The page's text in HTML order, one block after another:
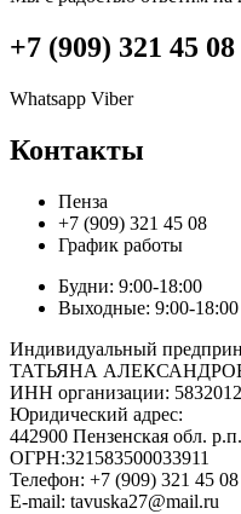
+7 (909) 321 45 08
Whatsapp Viber
Контакты
Пенза
+7 (909) 321 45 08
График работы
Будни: 9:00-18:00
Выходные: 9:00-18:00
Индивидуальный
ТАТЬЯНА
ИНН организации:
Юридический адрес:
442900 Пензенская обл.
ОГРН:321583500033911
Телефон: +7 (909) 321 45 08
E-mail: tavuska27@mail.ru